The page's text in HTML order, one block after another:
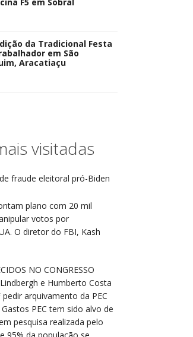
da Tradicional Festa
em São
Aracatiaçu
visitadas
fraude eleitoral pró-Biden
plano com 20 mil
votos por
O diretor do FBI, Kash
NO CONGRESSO
e Humberto Costa
pedir arquivamento da PEC
PEC tem sido alvo de
pesquisa realizada pelo